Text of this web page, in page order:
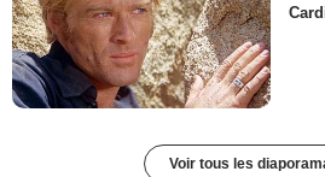
Voir tous les